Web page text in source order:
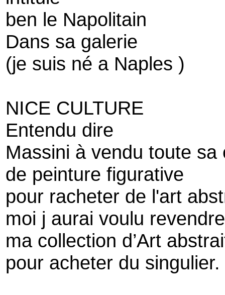
ben le Napolitain
Dans sa galerie
(je suis né a Naples )
NICE CULTURE
Entendu dire
Massini à vendu toute sa
de peinture figurative
pour racheter de l'art
moi j aurai voulu revendre
ma collection d’Art
pour acheter du singulier.